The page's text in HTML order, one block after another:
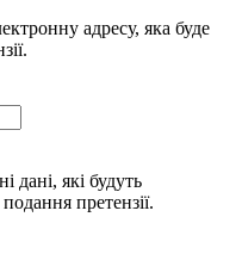
адресу, яка буде
дані, які будуть
претензії.